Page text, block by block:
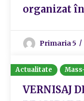
organizat în
Primaria 5
Actualitate
VERNISAJ